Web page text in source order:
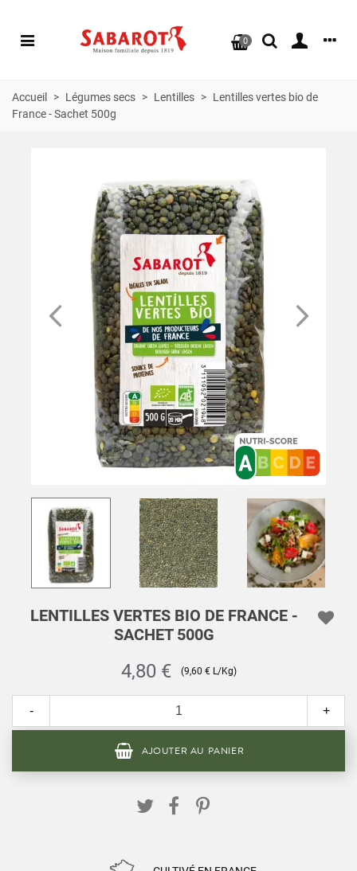
0
Accueil > Légumes secs > Lentilles > Lentilles vertes bio de
France - Sachet 500g
LENTILLES VERTES BIO DE FRANCE -
SACHET 500G
4,80 € (9,60 € L/Kg)
- +
AJOUTER AU PANIER